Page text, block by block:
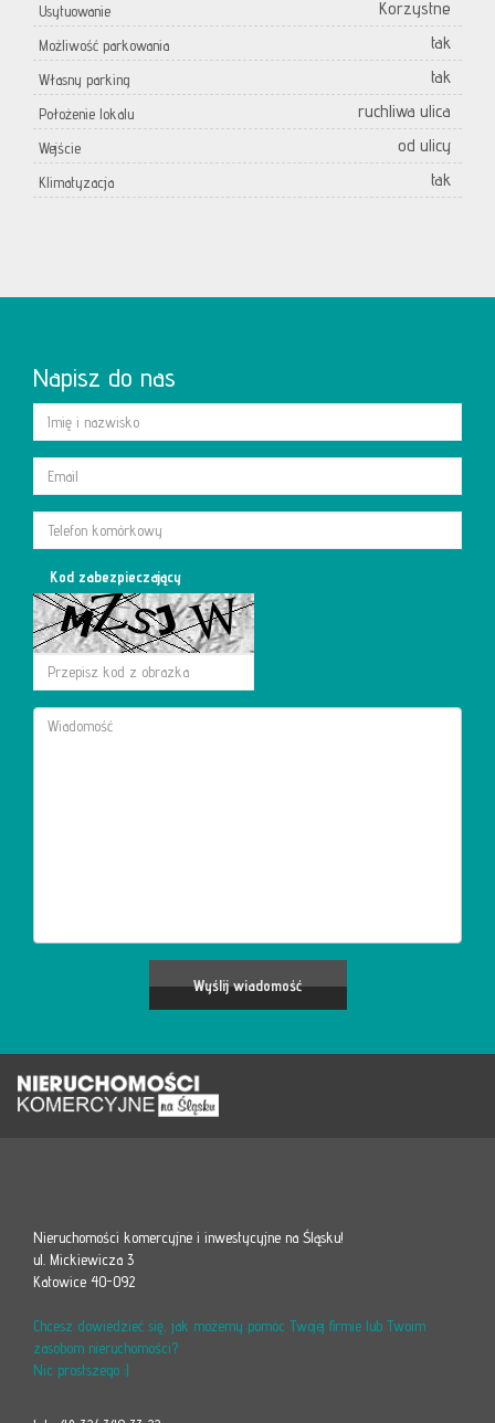
Usytuowanie Korzystne
Możliwość parkowania tak
Własny parking tak
Położenie lokalu ruchliwa ulica
Wejście od ulicy
Klimatyzacja tak
Napisz do nas
Kod zabezpieczający
Nieruchomości komercyjne i inwestycyjne na Śląsku!
ul. Mickiewicza 3
Katowice 40-092
Chcesz dowiedzieć się, jak możemy pomóc Twojej firmie lub Twoim
zasobom nieruchomości?
Nic prostszego :)